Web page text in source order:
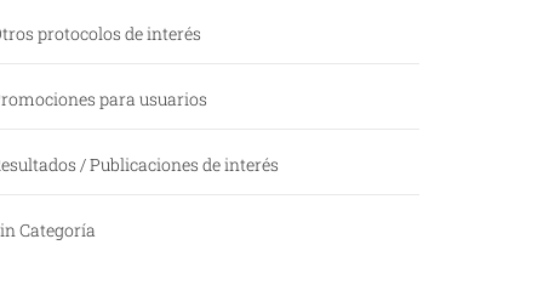
protocolos de interés
para usuarios
/ Publicaciones de interés
Categoría